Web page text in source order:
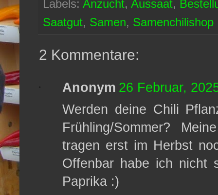
Labels: Anzucht, Aussaat,
Saatgut, Samen, Samenchilishop
2 Kommentare:
Anonym 26 Februar,
Werden deine Chili
Frühling/Sommer?
tragen erst im Herbst
Offenbar habe ich nicht
Paprika :)